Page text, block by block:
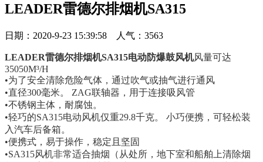
LEADER雷德尔排烟机SA315
日期：2020-9-23 15:39:58 人气：3563
LEADER雷德尔排烟机SA315电动防爆鼓风机风量可达
35050M³/H
•为了安全清除危险气体，通过吹气或抽气进行通风
•直径300毫米。 ZAG联轴器，用于连接吸风管
•不锈钢主体，耐腐蚀。
•轻巧的SA315电动风机仅重29.8千克。 小巧便携，可轻松装
入汽车后备箱。
•便携式，易于操作，稳定且坚固
•SA315风机非常适合抽烟（从处所，地下室和船舶上清除烟